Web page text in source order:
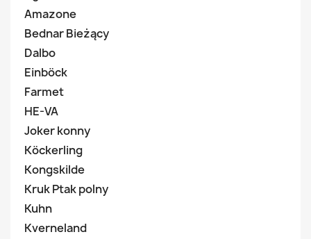
Amazone
Bednar Bieżący
Dalbo
Einböck
Farmet
HE-VA
Joker konny
Köckerling
Kongskilde
Kruk Ptak polny
Kuhn
Kverneland